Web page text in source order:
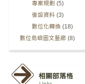
專案規劃 (5)
後設資料 (3)
數位化轉換 (18)
數位島嶼圖文藝廊 (8)